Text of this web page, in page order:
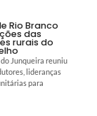
Rio Branco
das
rurais do
Junqueira reuniu
lideranças
para